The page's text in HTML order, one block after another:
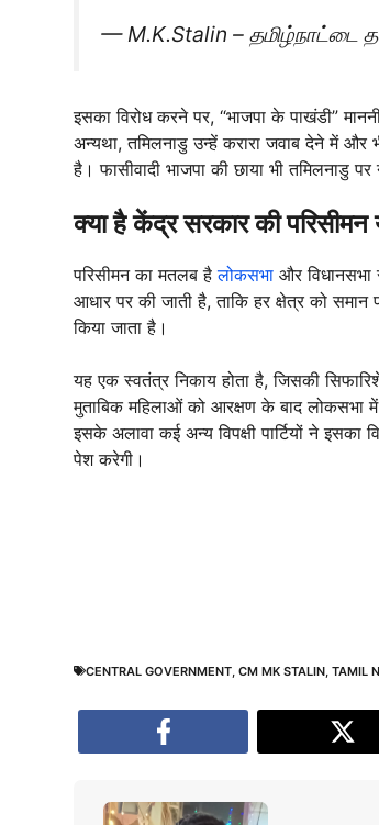
— M.K.Stalin – தமிழ்நாட்டை
इसका विरोध करने पर, “भाजपा के पाखंडी”
अन्यथा, तमिलनाडु उन्हें करारा जवाब देने में और
है। फासीवादी भाजपा की छाया भी तमिलनाडु पर
क्या है केंद्र सरकार की परिसीमन
परिसीमन का मतलब हैलोकसभा और विधानसभा
आधार पर की जाती है, ताकि हर क्षेत्र को
किया जाता है।
यह एक स्वतंत्र निकाय होता है, जिसकी
मुताबिक महिलाओं को आरक्षण के बाद लोकसभा
इसके अलावा कई अन्य विपक्षी पार्टियों ने
पेश करेगी।
CENTRAL GOVERNMENT CM MK STALIN TAMIL